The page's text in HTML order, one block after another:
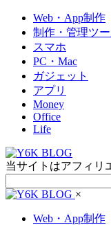
Web・App制作
制作・管理ツ
スマホ
PC・Mac
ガジェット
アプリ
Money
Office
Life
当サイトはアフィリ
×
Web・App制作